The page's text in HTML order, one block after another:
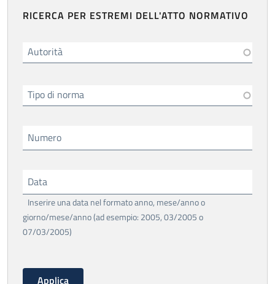
RICERCA PER ESTREMI DELL'ATTO NORMATIVO
Autorità
Tipo di norma
Numero
Data
Inserire una data nel formato anno, mese/anno o
giorno/mese/anno (ad esempio: 2005, 03/2005 o
07/03/2005)